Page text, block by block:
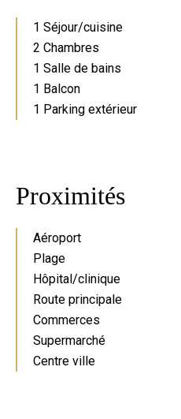
1 Séjour/cuisine
2 Chambres
1 Salle de bains
1 Balcon
1 Parking extérieur
Proximités
Aéroport
Plage
Hôpital/clinique
Route principale
Commerces
Supermarché
Centre ville